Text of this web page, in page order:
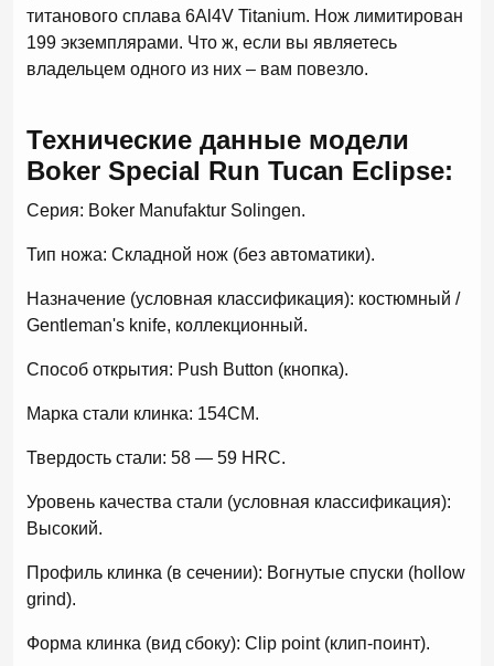
титанового сплава 6Al4V Titanium. Нож лимитирован
199 экземплярами. Что ж, если вы являетесь
владельцем одного из них – вам повезло.
Технические данные модели
Boker Special Run Tucan Eclipse:
Серия: Boker Manufaktur Solingen.
Тип ножа: Складной нож (без автоматики).
Назначение (условная классификация): костюмный /
Gentleman's knife, коллекционный.
Способ открытия: Push Button (кнопка).
Марка стали клинка: 154CM.
Твердость стали: 58 — 59 HRC.
Уровень качества стали (условная классификация):
Высокий.
Профиль клинка (в сечении): Вогнутые спуски (hollow
grind).
Форма клинка (вид сбоку): Clip point (клип-поинт).